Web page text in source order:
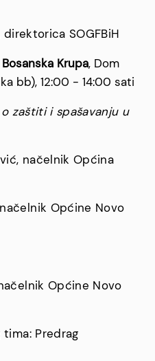
SOGFBiH
Krupa, Dom
bb), 12:00 - 14:00 sati
zaštiti i spašavanju u
načelnik Općina
Općine Novo
Općine Novo
Predrag